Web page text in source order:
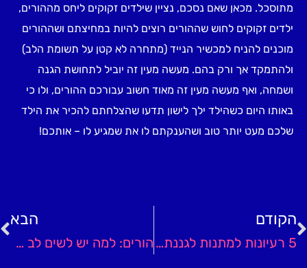
מתוסכל. מכאן שאם נסכם, נציין שילדים זקוקים ליחס מההורים,
ילדים זקוקים לחוש שההורים רוצים להיות במחיצתם ושההורים
מוכנים להניח למכשיר הנייד (מתחרה לא קטן על תשומת הלב)
ולהתמקד אך ורק בהם. מעשה מעין זה יוביל לתחושת הגנה
ושמחה, ואף מעשה מעין זה מאוד חשוב עבורכם ההורים, ולו כי
באותו היום כשהילד ילך לישון תדעו שהצלחתם להכיר את הילד
שלכם מעט יותר טוב ושהענקתם לו את שמגיע לו – אותכם!
הקודם
5 רעיונות למתנות לגננת לכבוד החגים
הבא
הורים: למה יש לשים לב בטיפול רפואי אצל ילדיכם?